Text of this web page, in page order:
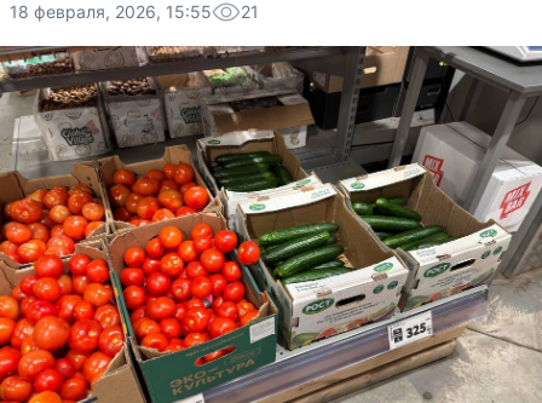
18 февраля, 2026, 15:55 21